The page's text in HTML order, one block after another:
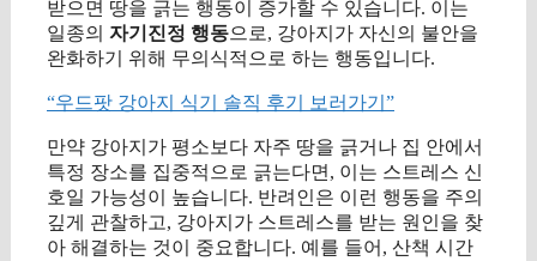
받으면 땅을 긁는 행동이 증가할 수 있습니다. 이는
일종의 자기진정 행동으로, 강아지가 자신의 불안을
완화하기 위해 무의식적으로 하는 행동입니다.
“우드팟 강아지 식기 솔직 후기 보러가기”
만약 강아지가 평소보다 자주 땅을 긁거나 집 안에서
특정 장소를 집중적으로 긁는다면, 이는 스트레스 신
호일 가능성이 높습니다. 반려인은 이런 행동을 주의
깊게 관찰하고, 강아지가 스트레스를 받는 원인을 찾
아 해결하는 것이 중요합니다. 예를 들어, 산책 시간